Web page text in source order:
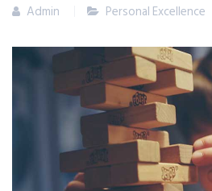
Admin Personal Excellence